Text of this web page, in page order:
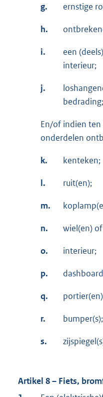
g. ernstige
h.
i.
een
interieur;
j.
bedrading;
En/of indien
onderdelen
k. kenteken;
l. ruit(en);
m.
n. wiel(en)
o. interieur;
p.
q.
r. bumper(s);
s.
Artikel 8 – Fiets,